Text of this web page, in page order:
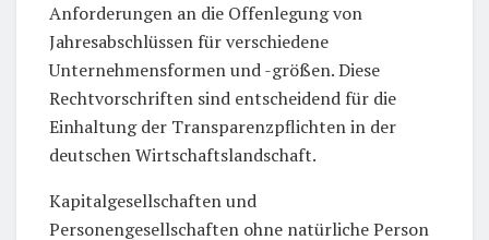
Anforderungen an die Offenlegung von
Jahresabschlüssen für verschiedene
Unternehmensformen und -größen. Diese
Rechtvorschriften sind entscheidend für die
Einhaltung der Transparenzpflichten in der
deutschen Wirtschaftslandschaft.
Kapitalgesellschaften und
Personengesellschaften ohne natürliche Person